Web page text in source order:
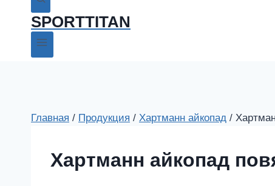
SPORTTITAN
Главная / Продукция / Хартманн айкопад /
Хартманн айкопад